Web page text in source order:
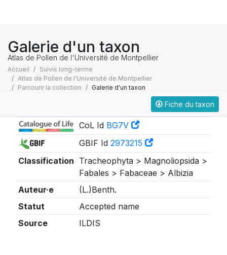
Galerie d'un taxon
Atlas de Pollen de l'Université de Montpellier
Accueil
Suivis long-terme
Atlas de Pollen de l'Université de Montpellier
Parcourir la collection
Galerie d'un taxon
Fiche du taxon
CoL Id BG7V
GBIF Id 2973215
Classification Tracheophyta > Magnoliopsida >
Fabales > Fabaceae > Albizia
Auteur·e
(L.)Benth.
Statut
Accepted name
Source
ILDIS